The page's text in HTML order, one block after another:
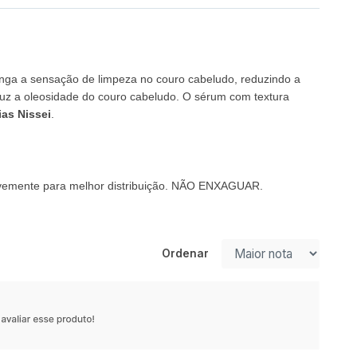
a sensação de limpeza no couro cabeludo, reduzindo a
a oleosidade do couro cabeludo. O sérum com textura
Nissei
para melhor distribuição. NÃO ENXAGUAR.
Ordenar